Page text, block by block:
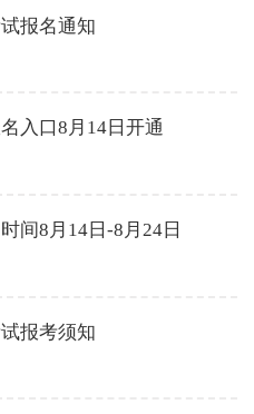
报名通知
入口8月14日开通
间8月14日-8月24日
报考须知